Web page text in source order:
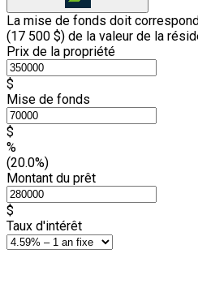
La mise de fonds doit
(17 500 $) de la valeur de la
Prix de la propriété
$
Mise de fonds
$
%
(20.0%)
Montant du prêt
$
Taux d'intérêt